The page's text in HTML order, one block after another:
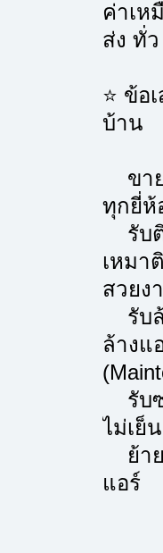
ค่าเห
ส่ง ทั่
⭐ ข้อ
บ้าน
ขาย
ทุกยี่ห้
รับติ
เหมา
สวยง
รับล้
ล้างแ
รับซ่
ไม่เย็
ย้าย
แอร์